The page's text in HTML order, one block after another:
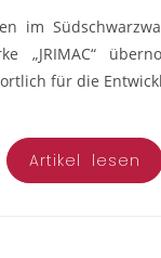
im
„JRIMAC“
für die
Artikel lesen